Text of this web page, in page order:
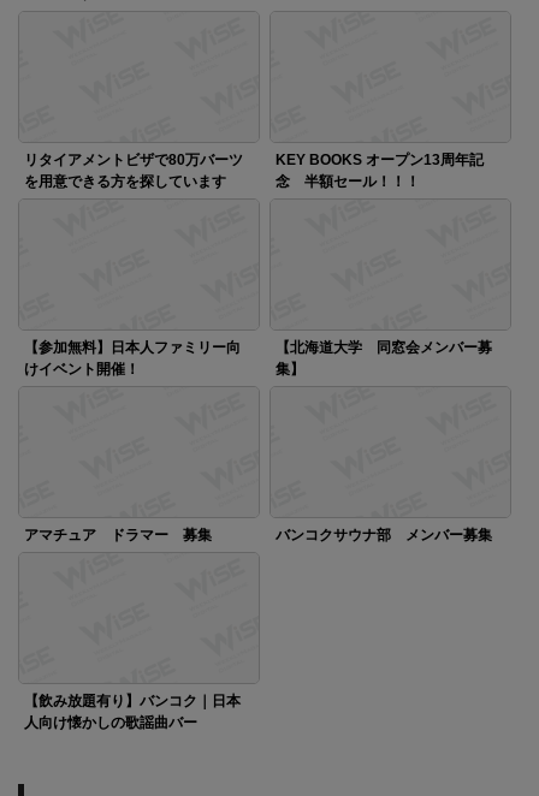
リタイアメントビザで80万バーツ
を用意できる方を探しています
KEY BOOKS オープン13周年記
念 半額セール！！！
【参加無料】日本人ファミリー向
けイベント開催！
【北海道大学 同窓会メンバー募
集】
アマチュア ドラマー 募集 バンコクサウナ部 メンバー募集
【飲み放題有り】バンコク｜日本
人向け懐かしの歌謡曲バー